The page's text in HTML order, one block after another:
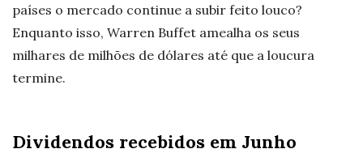
países o mercado continue a subir feito louco?
Enquanto isso, Warren Buffet amealha os seus
milhares de milhões de dólares até que a loucura
termine.
Dividendos recebidos em Junho